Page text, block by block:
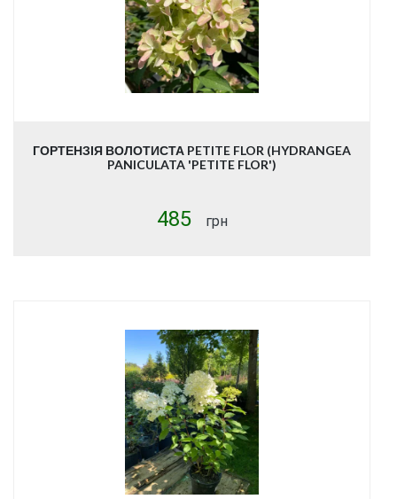
ГОРТЕНЗІЯ ВОЛОТИСТА PETITE FLOR (HYDRANGEA
PANICULATA 'PETITE FLOR')
485 грн